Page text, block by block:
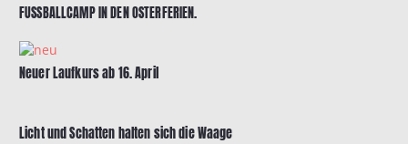
FUSSBALLCAMP IN DEN OSTERFERIEN.
Neuer Laufkurs ab 16. April
Licht und Schatten halten sich die Waage